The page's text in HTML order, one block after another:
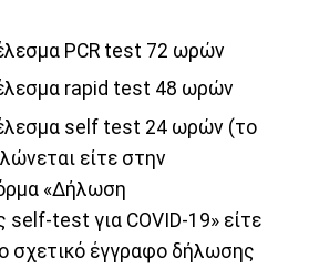
PCR test 72 ωρών
rapid test 48 ωρών
self test 24 ωρών (το
είτε στην
«Δήλωση
test για COVID-19» είτε
σχετικό έγγραφο δήλωσης